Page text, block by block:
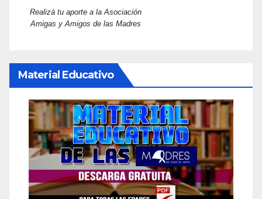
Realizá tu aporte a la Asociación
Amigas y Amigos de las Madres
Material Educativo